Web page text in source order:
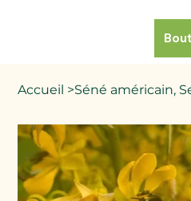
Accueil >Séné américain,